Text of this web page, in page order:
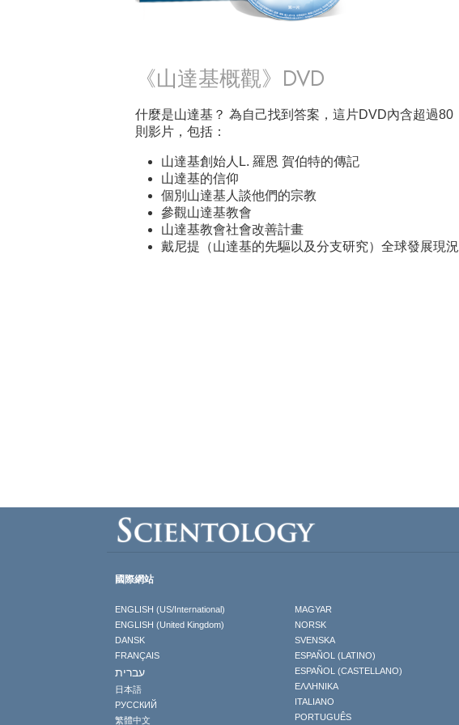
《山達基概觀》DVD
什麼是山達基？ 為自己找到答案，這片DVD內含超過80
則影片，包括：
山達基創始人L. 羅恩 賀伯特的傳記
山達基的信仰
個別山達基人談他們的宗教
參觀山達基教會
山達基教會社會改善計畫
戴尼提（山達基的先驅以及分支研究）全球發展現況
國際網站
ENGLISH (US/International)
ENGLISH (United Kingdom)
DANSK
FRANÇAIS
עברית
日本語
РУССКИЙ
繁體中文
MAGYAR
NORSK
SVENSKA
ESPAÑOL (LATINO)
ESPAÑOL (CASTELLANO)
ΕΛΛΗΝΙΚA
ITALIANO
PORTUGUÊS